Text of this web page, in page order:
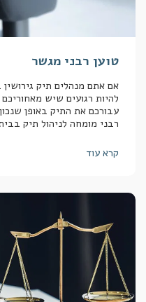
טוען רבני מגשר
אם אתם מנהלים תיק
להיות רגועים שיש
עבורכם את התיק באופן
רבני מומחה לניהול תיק
קרא עוד